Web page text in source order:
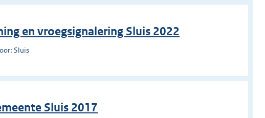
en vroegsignalering Sluis 2022
Sluis
Sluis 2017